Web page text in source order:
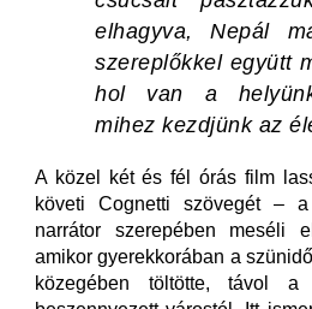
elhagyva, Nepál
szereplőkkel együtt
hol van a
mihez kezdjünk az
A közel két és fél órás film
követi Cognetti szövegét –
narrátor szerepében meséli
amikor gyerekkorában a
közegében töltötte, távol a